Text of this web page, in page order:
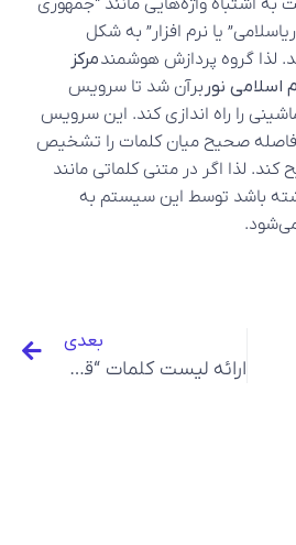
اشتباه واژه‌هایی مانند “جمهوری
یا نرم افزار” به شکل
لذا گروه پردازش هوشمندمرکز
اسلامی نور برآن شد تا سرویس
را راه اندازی کند. این سرویس
فاصله صحیح میان کلمات را تشخیص
لذا اگر در متنی کلماتی مانند
باشد توسط این سیستم به
بعدی
ارائه لیست کلمات “قرآن کریم” به صورت جزئی و تفکیک شده